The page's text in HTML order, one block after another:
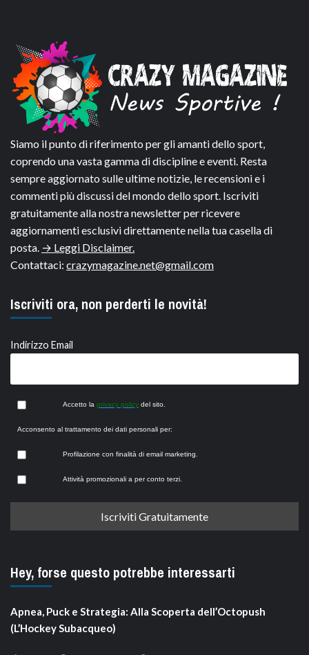
Siamo il punto di riferimento per gli amanti dello sport,
coprendo una vasta gamma di discipline e eventi. Resta
sempre aggiornato sulle ultime notizie, le recensioni e i
commenti più discussi del mondo dello sport. Iscriviti
gratuitamente alla nostra newsletter per ricevere
aggiornamenti esclusivi direttamente nella tua casella di
posta. → Leggi Disclaimer.
Contattaci: crazymagazine.net@gmail.com
Iscriviti ora, non perderti le novità!
Indirizzo Email
Accetto la privacy policy del sito.
Acconsento al trattamento dei dati personali per:
Profilazione con finalità di email marketing.
Attività promozionali a per conto terzi.
Hey, forse questo potrebbe interessarti
Apnea, Puck e Strategia: Alla Scoperta dell’Octopush
(L’Hockey Subacqueo)